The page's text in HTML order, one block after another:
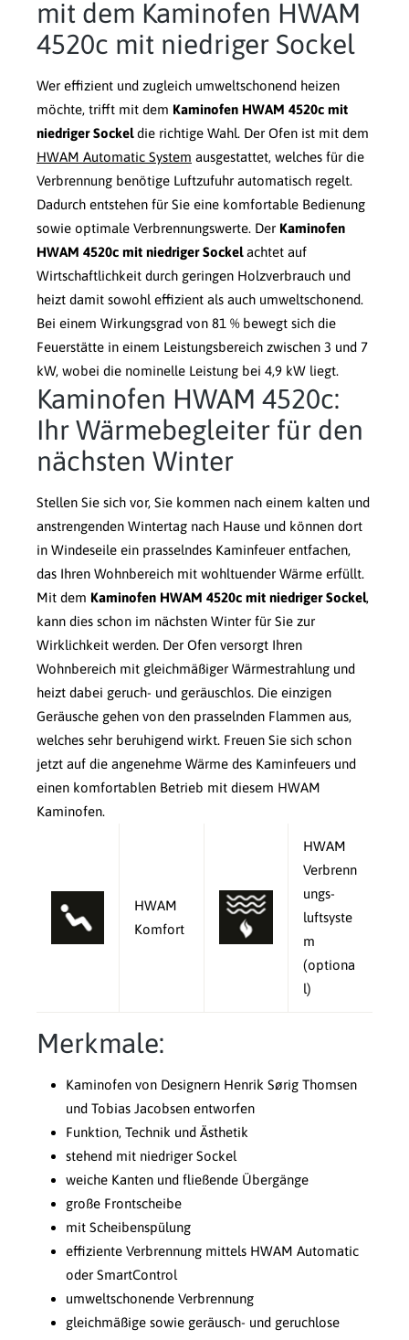
mit dem Kaminofen HWAM
4520c mit niedriger Sockel
Wer effizient und zugleich umweltschonend heizen
möchte, trifft mit dem Kaminofen HWAM 4520c mit
niedriger Sockeldie richtige Wahl. Der Ofen ist mit dem
HWAM Automatic System ausgestattet, welches für die
Verbrennung benötige Luftzufuhr automatisch regelt.
Dadurch entstehen für Sie eine komfortable Bedienung
sowie optimale Verbrennungswerte. Der Kaminofen
HWAM 4520c mit niedriger Sockelachtet auf
Wirtschaftlichkeit durch geringen Holzverbrauch und
heizt damit sowohl effizient als auch umweltschonend.
Bei einem Wirkungsgrad von 81 % bewegt sich die
Feuerstätte in einem Leistungsbereich zwischen 3 und 7
kW, wobei die nominelle Leistung bei 4,9 kW liegt.
Kaminofen HWAM 4520c:
Ihr Wärmebegleiter für den
nächsten Winter
Stellen Sie sich vor, Sie kommen nach einem kalten und
anstrengenden Wintertag nach Hause und können dort
in Windeseile ein prasselndes Kaminfeuer entfachen,
das Ihren Wohnbereich mit wohltuender Wärme erfüllt.
Mit dem Kaminofen HWAM 4520c mit niedriger Sockel,
kann dies schon im nächsten Winter für Sie zur
Wirklichkeit werden. Der Ofen versorgt Ihren
Wohnbereich mit gleichmäßiger Wärmestrahlung und
heizt dabei geruch- und geräuschlos. Die einzigen
Geräusche gehen von den prasselnden Flammen aus,
welches sehr beruhigend wirkt. Freuen Sie sich schon
jetzt auf die angenehme Wärme des Kaminfeuers und
einen komfortablen Betrieb mit diesem HWAM
Kaminofen.
HWAM
Komfort
HWAM
Verbrenn
ungs-
luftsyste
m
(optiona
l)
Merkmale:
Kaminofen von Designern Henrik Sørig Thomsen
und Tobias Jacobsen entworfen
Funktion, Technik und Ästhetik
stehend mit niedriger Sockel
weiche Kanten und fließende Übergänge
große Frontscheibe
mit Scheibenspülung
effiziente Verbrennung mittels HWAM Automatic
oder SmartControl
umweltschonende Verbrennung
gleichmäßige sowie geräusch- und geruchlose